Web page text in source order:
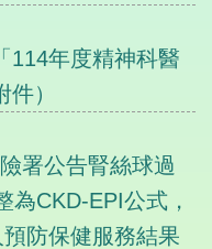
114年度精神科醫
）
署公告腎絲球過
為CKD-EPI公式，
防保健服務結果